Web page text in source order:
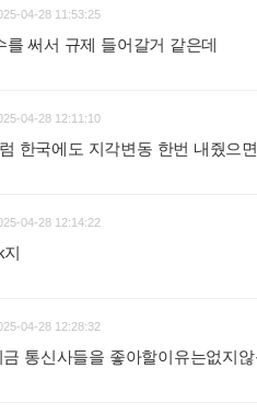
04-28 11:53:25
를 써서 규제 들어갈거 같은데
04-28 12:11:10
한국에도 지각변동 한번 내줬으
04-28 12:14:22
04-28 12:28:32
통신사들을 좋아할이유는없지